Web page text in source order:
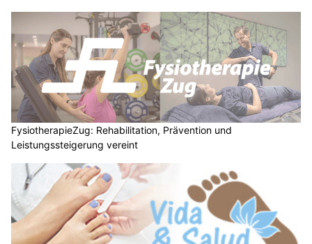
FysiotherapieZug: Rehabilitation, Prävention und
Leistungssteigerung vereint